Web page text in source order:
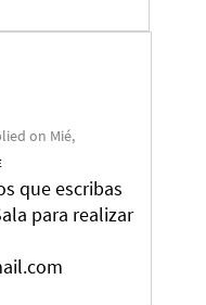
on Mié,
que escribas
para realizar